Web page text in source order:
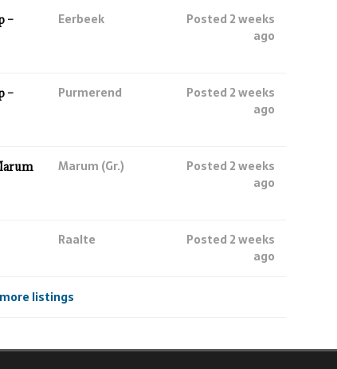
–
Eerbeek
Posted 2 weeks
ago
–
Purmerend
Posted 2 weeks
ago
Marum (Gr.)
Posted 2 weeks
ago
Raalte
Posted 2 weeks
ago
listings